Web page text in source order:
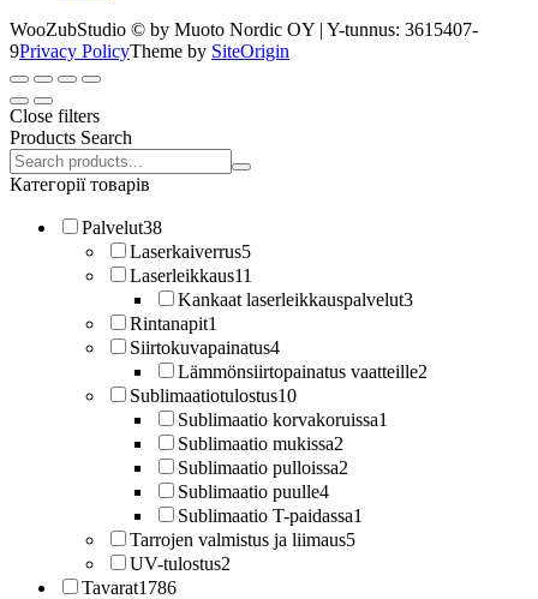
WooZubStudio © by Muoto Nordic OY | Y-tunnus: 3615407-
9Privacy PolicyTheme by SiteOrigin
Close filters
Products Search
Search
products:
Категорії товарів
Palvelut38
Laserkaiverrus5
Laserleikkaus11
Kankaat laserleikkauspalvelut3
Rintanapit1
Siirtokuvapainatus4
Lämmönsiirtopainatus vaatteille2
Sublimaatiotulostus10
Sublimaatio korvakoruissa1
Sublimaatio mukissa2
Sublimaatio pulloissa2
Sublimaatio puulle4
Sublimaatio T-paidassa1
Tarrojen valmistus ja liimaus5
UV-tulostus2
Tavarat1786